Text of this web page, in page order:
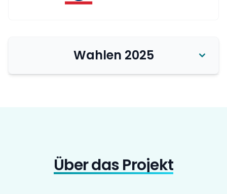
Wahlen 2025
wurde das Tool rund 420.000 Mal
genutzt.
Über das Projekt